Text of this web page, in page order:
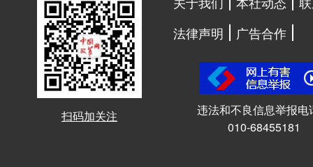
扫码加关注
法律声明
广告合作
违法和不良信息举报电
010-68455181